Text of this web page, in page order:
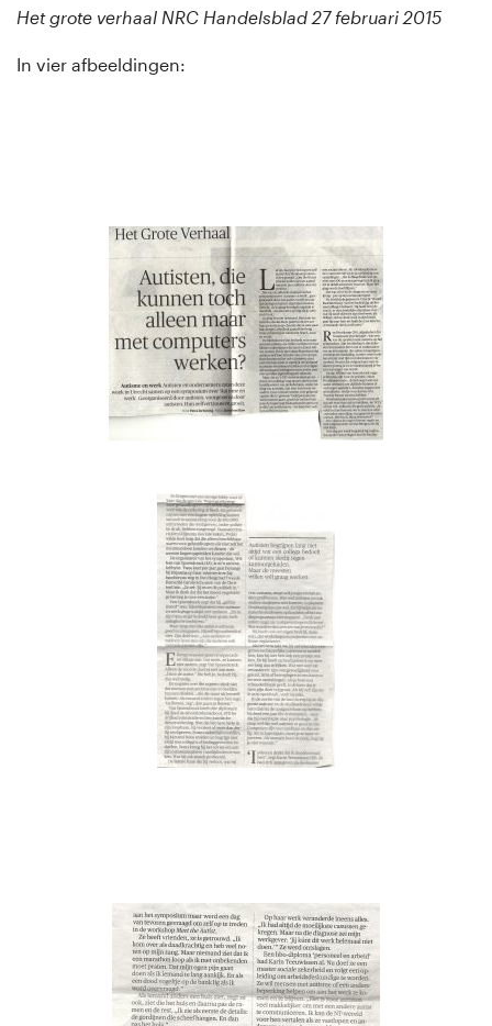
Het grote verhaal NRC Handelsblad 27 februari 2015
In vier afbeeldingen: